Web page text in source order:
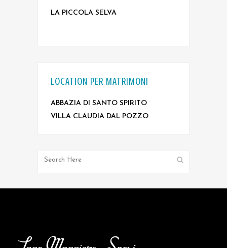
LA PICCOLA SELVA
LOCATION PER MATRIMONI
ABBAZIA DI SANTO SPIRITO
VILLA CLAUDIA DAL POZZO